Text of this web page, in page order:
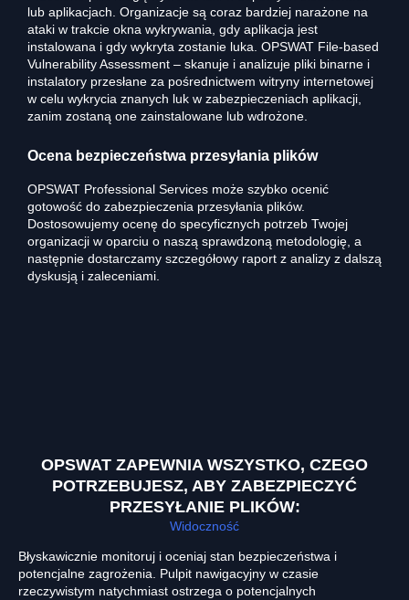
lub aplikacjach. Organizacje są coraz bardziej narażone na
ataki w trakcie okna wykrywania, gdy aplikacja jest
instalowana i gdy wykryta zostanie luka. OPSWAT File-based
Vulnerability Assessment – skanuje i analizuje pliki binarne i
instalatory przesłane za pośrednictwem witryny internetowej
w celu wykrycia znanych luk w zabezpieczeniach aplikacji,
zanim zostaną one zainstalowane lub wdrożone.
Ocena bezpieczeństwa przesyłania plików
OPSWAT Professional Services może szybko ocenić
gotowość do zabezpieczenia przesyłania plików.
Dostosowujemy ocenę do specyficznych potrzeb Twojej
organizacji w oparciu o naszą sprawdzoną metodologię, a
następnie dostarczamy szczegółowy raport z analizy z dalszą
dyskusją i zaleceniami.
OPSWAT ZAPEWNIA WSZYSTKO, CZEGO
POTRZEBUJESZ, ABY ZABEZPIECZYĆ
PRZESYŁANIE PLIKÓW:
Widoczność
Błyskawicznie monitoruj i oceniaj stan bezpieczeństwa i
potencjalne zagrożenia. Pulpit nawigacyjny w czasie
rzeczywistym natychmiast ostrzega o potencjalnych